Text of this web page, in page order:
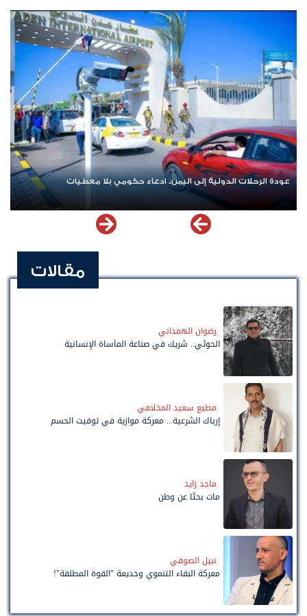
عودة الرحلات الدولية إلى اليمن.. ادعاء حكومي بلا معطيات
مقالات
رضوان الهمداني
الحوثي.. شريك في صناعة المأساة الإنسانية
مطيع سعيد المخلافي
إرباك الشرعية... معركة موازية في توقيت الحسم
ماجد زايد
مات بحثًا عن وطن
نبيل الصوفي
معركة البقاء التنموي وخديعة "القوة المطلقة"!